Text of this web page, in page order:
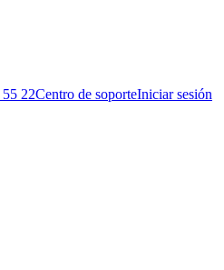
22Centro de soporteIniciar sesión